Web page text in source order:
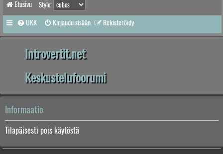
Etusivu Style:
UKK Kirjaudu sisään Rekisteröidy
Introvertit.net
Keskustelufoorumi
Informaatio
Tilapäisesti pois käytöstä